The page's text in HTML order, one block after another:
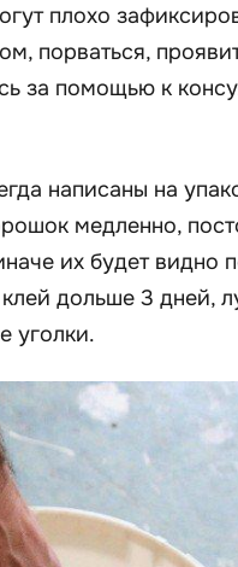
плохо
порваться,
за помощью к
написаны на
медленно,
их будет видно
дольше 3 дней,
уголки.